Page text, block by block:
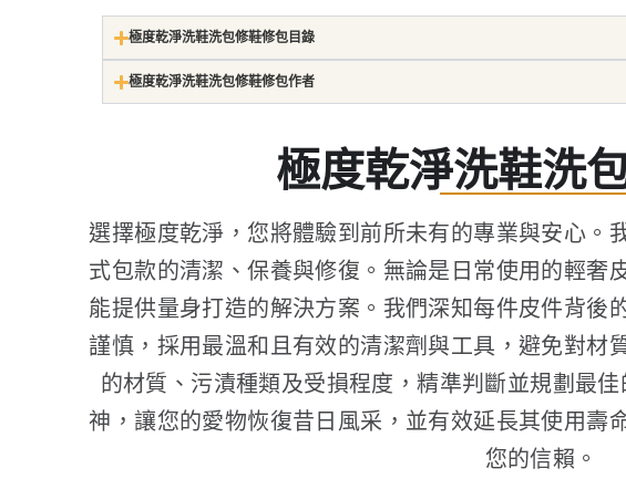
極度乾淨洗鞋洗包修鞋修包目錄
極度乾淨洗鞋洗包修鞋修包作者
極度乾淨洗鞋洗
選擇極度乾淨，您將體驗到前所未有的專業與安心。
式包款的清潔、保養與修復。無論是日常使用的輕奢
能提供量身打造的解決方案。我們深知每件皮件背後
謹慎，採用最溫和且有效的清潔劑與工具，避免對材
的材質、污漬種類及受損程度，精準判斷並規劃最
神，讓您的愛物恢復昔日風采，並有效延長其使用壽
您的信賴。